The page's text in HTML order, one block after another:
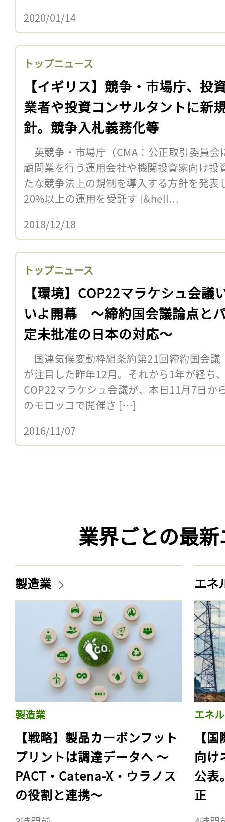
2020/01/14
トップニュース
【イギリス】競争・市場庁、投
業者や投資コンサルタントに新
針。競争入札義務化等
英競争・市場庁（CMA：公正取引委員
顧問業を行う運用会社や機関投資家向け
たな競争法上の規制を導入する方針を発
20%以上の運用を受託す [&hell...
2018/12/18
トップニュース
【環境】COP22マラケシュ会議
いよ開幕 〜締約国会議論点と
定未批准の日本の対応〜
国連気候変動枠組条約第21回締約国会議
が注目した昨年12月。それから1年が経ち
COP22マラケシュ会議が、本日11月7日か
のモロッコで開催さ […]
2016/11/07
業界ごとの最
製造業
製造業
【戦略】製品カーボンフット
プリントは調達データへ 〜
PACT・Catena-X・ウラノス
の役割と連携〜
エネ
エネ
【
向け
公表
正